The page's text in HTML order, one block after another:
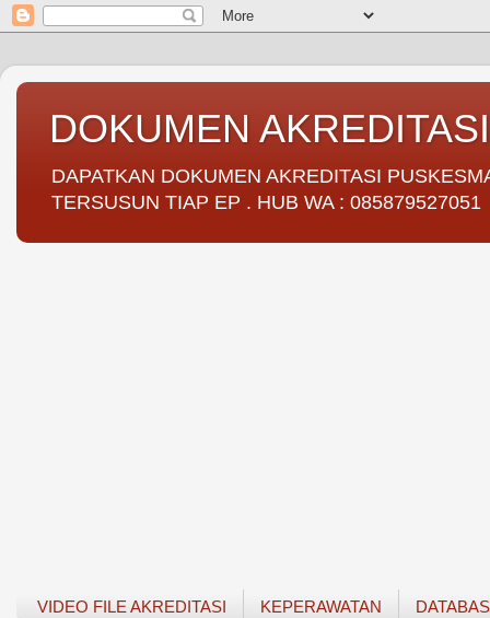
DOKUMEN
DAPATKAN DOKUMEN AKREDITASI
TERSUSUN TIAP EP . HUB WA : 085879527051
VIDEO FILE AKREDITASI KEPERAWATAN